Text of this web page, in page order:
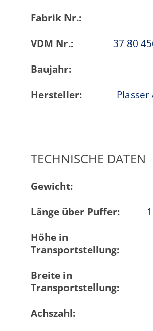
Fabrik Nr.:
VDM Nr.:
37 80
Baujahr:
Hersteller:
TECHNISCHE DATEN
Gewicht:
Länge über Puffer:
Höhe in
Transportstellung:
Breite in
Transportstellung:
Achszahl: